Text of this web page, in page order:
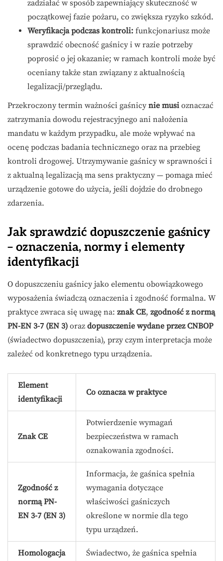
zadziałać w sposób zapewniający skuteczność w
początkowej fazie pożaru, co zwiększa ryzyko szkód.
Weryfikacja podczas kontroli: funkcjonariusz może
sprawdzić obecność gaśnicy i w razie potrzeby
poprosić o jej okazanie; w ramach kontroli może być
oceniany także stan związany z aktualnością
legalizacji/przeglądu.
Przekroczony termin ważności gaśnicy nie musi oznaczać
zatrzymania dowodu rejestracyjnego ani nałożenia
mandatu w każdym przypadku, ale może wpływać na
ocenę podczas badania technicznego oraz na przebieg
kontroli drogowej. Utrzymywanie gaśnicy w sprawności i
z aktualną legalizacją ma sens praktyczny — pomaga mieć
urządzenie gotowe do użycia, jeśli dojdzie do drobnego
zdarzenia.
Jak sprawdzić dopuszczenie gaśnicy
– oznaczenia, normy i elementy
identyfikacji
O dopuszczeniu gaśnicy jako elementu obowiązkowego
wyposażenia świadczą oznaczenia i zgodność formalna. W
praktyce zwraca się uwagę na: znak CE, zgodność z normą
PN-EN 3-7 (EN 3) oraz dopuszczenie wydane przez CNBOP
(świadectwo dopuszczenia), przy czym interpretacja może
zależeć od konkretnego typu urządzenia.
Element
identyfikacji
Co oznacza w praktyce
Znak CE
Potwierdzenie wymagań
bezpieczeństwa w ramach
oznakowania zgodności.
Zgodność z
normą PN-
EN 3-7 (EN 3)
Informacja, że gaśnica spełnia
wymagania dotyczące
właściwości gaśniczych
określone w normie dla tego
typu urządzeń.
Homologacja
Świadectwo, że gaśnica spełnia